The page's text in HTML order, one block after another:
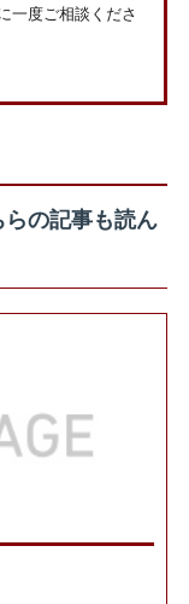
一度ご相談くださ
の記事も読ん